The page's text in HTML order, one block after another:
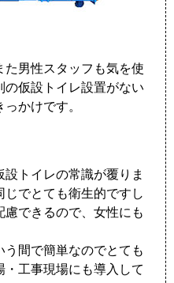
男性スタッフも気を使
の仮設トイレ設置がない
かけです。
トイレの常識が覆りま
じでとても衛生的ですし
慮できるので、女性にも
間で簡単なのでとても
・工事現場にも導入して